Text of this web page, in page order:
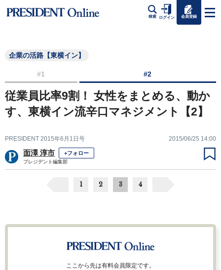
検索 ログイン 会員登録
企業の活路【東横イン】
#1 #2
従業員比率9割！ 女性をまとめる、動か
す、東横イン流辛口マネジメント【2】
PRESIDENT 2015年6月1日号 2015/06/25 14:00
面澤 淳市 +フォロー
プレジデント編集部
1 2 3 4
ここから先は有料会員限定です。